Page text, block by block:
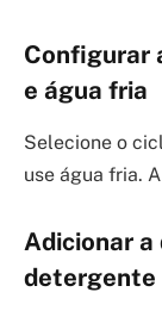
Configurar
e água fria
Selecione o
use água fria.
Adicionar
detergente